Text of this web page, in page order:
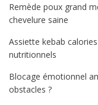
Remède poux grand
chevelure saine
Assiette kebab
nutritionnels
Blocage émotionnel
obstacles ?